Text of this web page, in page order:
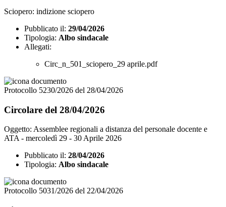
Sciopero: indizione sciopero
Pubblicato il: 29/04/2026
Tipologia: Albo sindacale
Allegati:
Circ_n_501_sciopero_29 aprile.pdf
Protocollo 5230/2026 del 28/04/2026
Circolare del 28/04/2026
Oggetto: Assemblee regionali a distanza del personale docente e
ATA - mercoledì 29 - 30 Aprile 2026
Pubblicato il: 28/04/2026
Tipologia: Albo sindacale
Protocollo 5031/2026 del 22/04/2026